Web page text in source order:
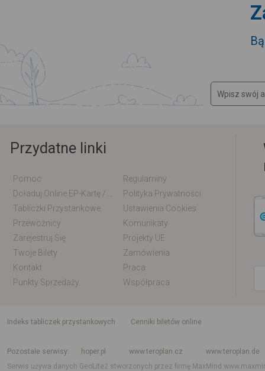
Przydatne linki
Pomoc
Regulaminy
Polityka Prywatności
Tabliczki Przystankowe
Ustawienia Cookies
Przewoźnicy
Komunikaty
Zarejestruj Się
Projekty UE
Twoje Bilety
Zamówienia
Kontakt
Praca
Punkty Sprzedaży
Współpraca
indeks tabliczek przystankowych
Cenniki biletów online
Pozostałe serwisy
hoper.pl www.teroplan.cz
www.teroplan.de
Serwis używa danych GeoLite2 stworzonych przez firmę MaxMind